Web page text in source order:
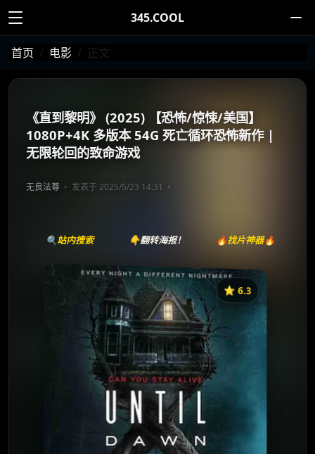
345.COOL
首页 电影 正文
《直到黎明》 (2025) 【恐怖/惊悚/美国】
1080P+4K 多版本 54G 死亡循环恐怖新作 |
无限轮回的致命游戏
无良法尊 发表于 2025/5/23 14:31
🔍站内搜索 👇翻转海报！ 🔥找片神器🔥
⭐️ 6.3
《直到黎明》
⭐
收藏
⭐️ 评分：6.3 | 🎬 2025年
夸克网盘
夸克网盘